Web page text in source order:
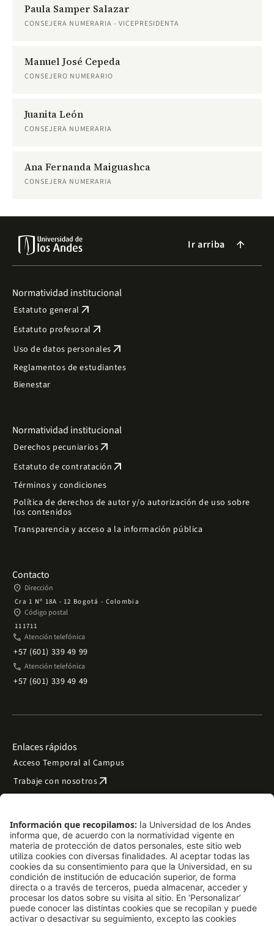
Paula Samper Salazar
CONSEJERA NUMERARIA - VICEPRESIDENTA
Manuel José Cepeda
CONSEJERO NUMERARIO
Juanita León
CONSEJERA NUMERARIA
Ana Fernanda Maiguashca
CONSEJERA NUMERARIA
Ir arriba arrow_forward
Normatividad institucional
Estatuto general arrow_outward
Estatuto profesoral arrow_outward
Uso de datos personales arrow_outward
Reglamentos de estudiantes
Bienestar
Normatividad institucional
Derechos pecuniariosarrow_outward
Estatuto de contratación arrow_outward
Términos y condiciones
Política de derechos de autor y/o autorización de uso sobre
los contenidos
Transparencia y acceso a la información pública
Contacto
place Dirección
Cra 1 Nº 18A - 12 Bogotá - Colombia
place Código postal
111711
phone Atención telefónica
+57 (601) 339 49 99
phone Atención telefónica
+57 (601) 339 49 49
Enlaces rápidos
Acceso Temporal al Campus
Trabaje con nosotrosarrow_outward
Preguntas frecuentes
Filantropía y donacionesarrow_outward
Mapa del sitio arrow_outward
Síguenos
LinkedIn